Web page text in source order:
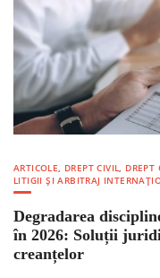
ARTICOLE, DREPT CIVIL, DREPT
LITIGII ȘI ARBITRAJ
Degradarea
în 2026: Soluții
creanțelor